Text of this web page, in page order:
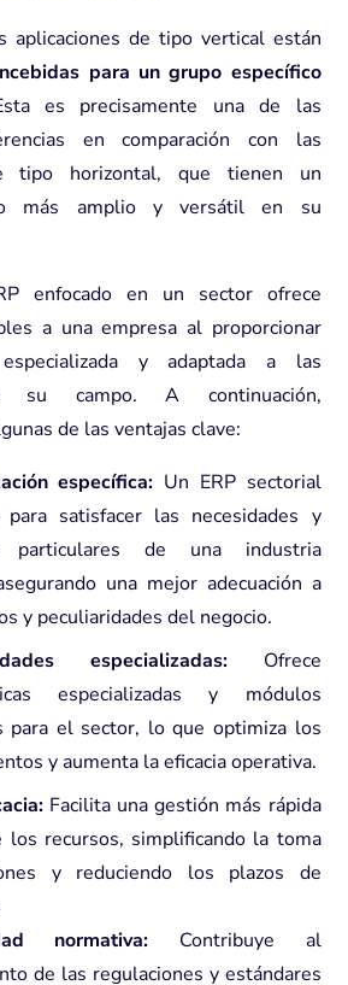
aplicaciones de tipo vertical están
para un grupo específico
es precisamente una de las
en comparación con las
tipo horizontal, que tienen un
más amplio y versátil en su
enfocado en un sector ofrece
a una empresa al proporcionar
y adaptada a las
su campo. A continuación,
de las ventajas clave:
específica: Un ERP sectorial
para satisfacer las necesidades y
particulares de una industria
una mejor adecuación a
y peculiaridades del negocio.
especializadas:Ofrece
especializadas y módulos
para el sector, lo que optimiza los
y aumenta la eficacia operativa.
Facilita una gestión más rápida
los recursos, simplificando la toma
y reduciendo los plazos de
normativa: Contribuye al
de las regulaciones y estándares